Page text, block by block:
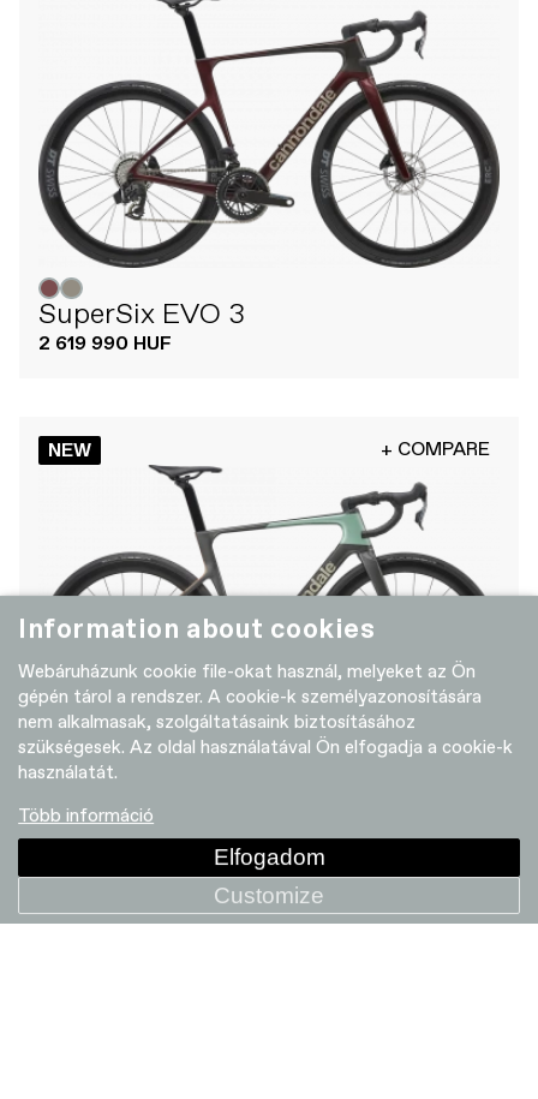
SuperSix EVO 3
2 619 990 HUF
NEW + COMPARE
SuperSix EVO 4
2 014 990 HUF
NEW + COMPARE
Information about cookies
Webáruházunk cookie file-okat használ, melyeket az Ön
gépén tárol a rendszer. A cookie-k személyazonosítására
nem alkalmasak, szolgáltatásaink biztosításához
szükségesek. Az oldal használatával Ön elfogadja a cookie-k
használatát.
Több információ
Elfogadom
Customize